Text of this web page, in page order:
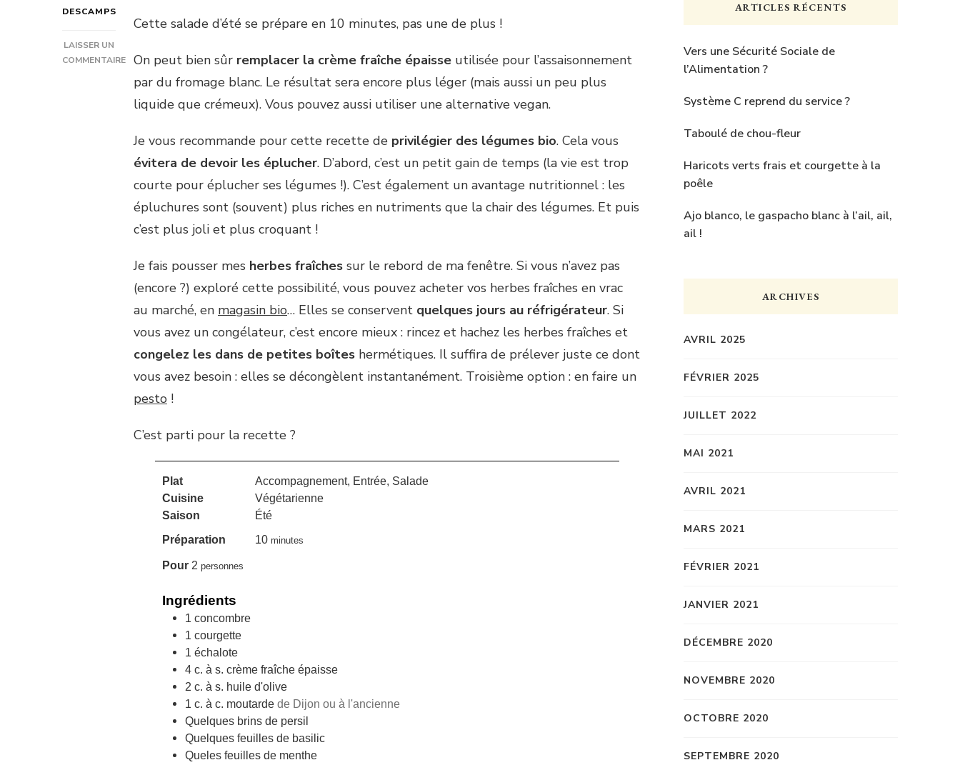
DESCAMPS
LAISSER UN
COMMENTAIRE
COURGETTE
Cette salade d’été se prépare en 10 minutes, pas une de plus !
On peut bien sûr remplacer la crème fraîche épaisse utilisée pour l’assaisonnement
par du fromage blanc. Le résultat sera encore plus léger (mais aussi un peu plus
liquide que crémeux). Vous pouvez aussi utiliser une alternative vegan.
Je vous recommande pour cette recette de privilégier des légumes bio. Cela vous
évitera de devoir les éplucher. D’abord, c’est un petit gain de temps (la vie est trop
courte pour éplucher ses légumes !). C’est également un avantage nutritionnel : les
épluchures sont (souvent) plus riches en nutriments que la chair des légumes. Et puis
c’est plus joli et plus croquant !
Je fais pousser mes herbes fraîches sur le rebord de ma fenêtre. Si vous n’avez pas
(encore ?) exploré cette possibilité, vous pouvez acheter vos herbes fraîches en vrac
au marché, en magasin bio… Elles se conservent quelques jours au réfrigérateur. Si
vous avez un congélateur, c’est encore mieux : rincez et hachez les herbes fraîches et
congelez les dans de petites boîtes hermétiques. Il suffira de prélever juste ce dont
vous avez besoin : elles se décongèlent instantanément. Troisième option : en faire un
pesto !
C’est parti pour la recette ?
Plat
Accompagnement, Entrée, Salade
Cuisine
Végétarienne
Saison
Été
Préparation
10minutes
minutes
Pour 2 personnes
Ingrédients
1 concombre
1 courgette
1 échalote
4 c. à s. crème fraîche épaisse
2 c. à s. huile d'olive
1 c. à c. moutarde de Dijon ou à l'ancienne
Quelques brins de persil
Quelques feuilles de basilic
Queles feuilles de menthe
ARTICLES RÉCENTS
Vers une Sécurité Sociale de
l’Alimentation ?
Système C reprend du service ?
Taboulé de chou-fleur
Haricots verts frais et courgette à la
poêle
Ajo blanco, le gaspacho blanc à l’ail, ail,
ail !
ARCHIVES
AVRIL 2025
FÉVRIER 2025
JUILLET 2022
MAI 2021
AVRIL 2021
MARS 2021
FÉVRIER 2021
JANVIER 2021
DÉCEMBRE 2020
NOVEMBRE 2020
OCTOBRE 2020
SEPTEMBRE 2020